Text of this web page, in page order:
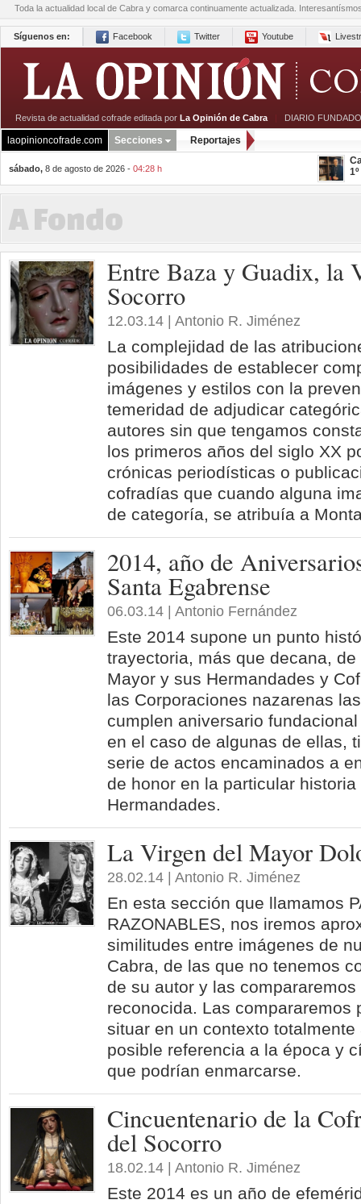
Toda la actualidad local de Cabra y comarca continuamente actualizada.
Síguenos en: Facebook Twitter Youtube
Revista de actualidad cofrade editada por La Opinión de Cabra | DIARIO
laopinioncofrade.com Secciones Reportajes
sábado, 8 de agosto de 2026 - 04:28 h
A Fondo
Entre Baza y Guadix, la
Socorro
12.03.14 | Antonio R. Jiménez
La complejidad de las
posibilidades de establecer
imágenes y estilos con la
temeridad de adjudicar
autores sin que tengamos
los primeros años del siglo XX
crónicas periodísticas o
cofradías que cuando alguna
de categoría, se atribuía a
2014, año de
Santa Egabrense
06.03.14 | Antonio Fernández
Este 2014 supone un punto
trayectoria, más que decana,
Mayor y sus Hermandades y
las Corporaciones nazarenas
cumplen aniversario
en el caso de algunas de ellas,
serie de actos encaminados a
de honor en la particular historia
Hermandades.
La Virgen del Mayor
28.02.14 | Antonio R. Jiménez
En esta sección que llamamos
RAZONABLES, nos iremos
similitudes entre imágenes de
Cabra, de las que no tenemos
de su autor y las
reconocida. Las compararemos
situar en un contexto
posible referencia a la época y
que podrían enmarcarse.
Cincuentenario de la
del Socorro
18.02.14 | Antonio R. Jiménez
Este 2014 es un año de